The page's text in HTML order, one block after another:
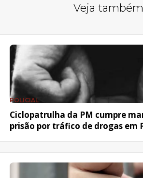
Veja também
POLICIAL
Ciclopatrulha da PM cumpre
prisão por tráfico de drogas em